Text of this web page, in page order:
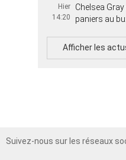
Hier
14:20
Chelsea
paniers au
Afficher les
Suivez-nous sur les réseaux